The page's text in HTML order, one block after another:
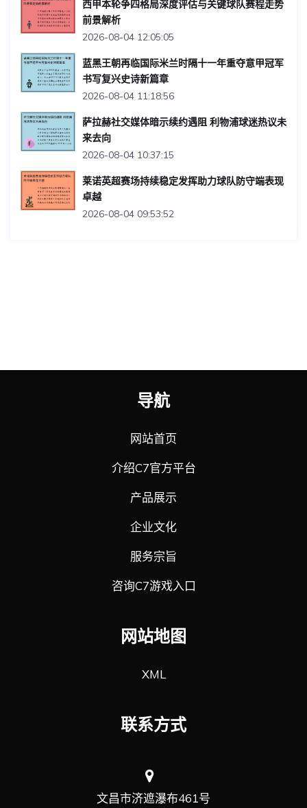
西甲本轮争四格局深度评估与关键球队赛程走势
前景解析
2026-08-04 12:05:05
蓝黑王朝再临国际米兰时隔十一年重夺意甲冠军
书写复兴史诗新篇章
2026-08-04 11:18:56
萨拉赫社交媒体暗示续约遇阻 利物浦球迷热议未
来去向
2026-08-04 10:37:15
莱诺英超赛场持续稳定发挥助力球队防守端表现
卓越
2026-08-04 09:53:52
导航
网站首页
介绍C7官方平台
产品展示
企业文化
服务宗旨
咨询C7游戏入口
网站地图
XML
联系方式
文昌市济遮瀑布461号